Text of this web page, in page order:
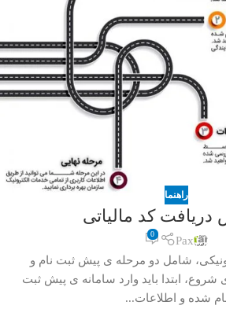
راهنما
دریافت کد مالیاتی
Pax
0
شامل دو مرحله ی پیش ثبت نام و
ابتدا باید وارد سامانه ی پیش ثبت
شده و اطلاعات...